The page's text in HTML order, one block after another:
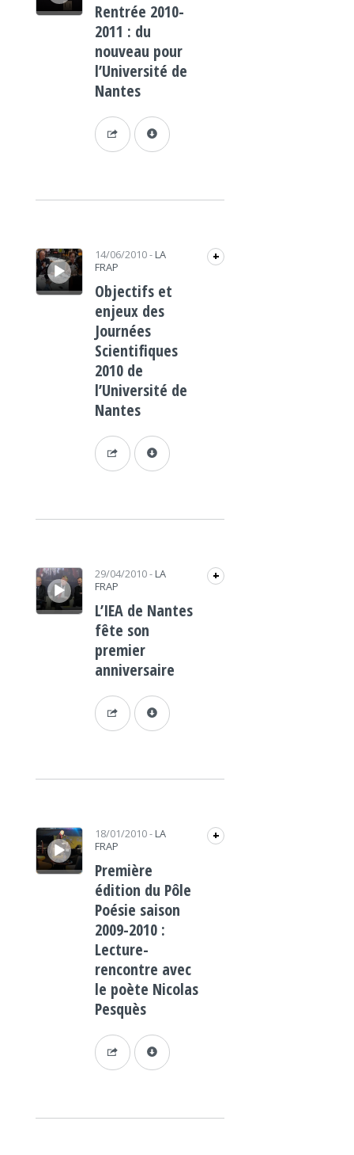
Rentrée 2010-
2011 : du
nouveau pour
l’Université de
Nantes
Lecteur audio 14/06/2010- LA
FRAP
+
Objectifs et
enjeux des
Journées
Scientifiques
2010 de
l’Université de
Nantes
Lecteur audio 29/04/2010- LA
FRAP
+
L’IEA de Nantes
fête son
premier
anniversaire
Lecteur audio 18/01/2010- LA
FRAP
+
Première
édition du Pôle
Poésie saison
2009-2010 :
Lecture-
rencontre avec
le poète Nicolas
Pesquès